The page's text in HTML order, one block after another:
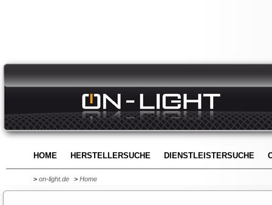
HOME HERSTELLERSUCHE DIENSTLEISTERSUCHE
> on-light.de > Home